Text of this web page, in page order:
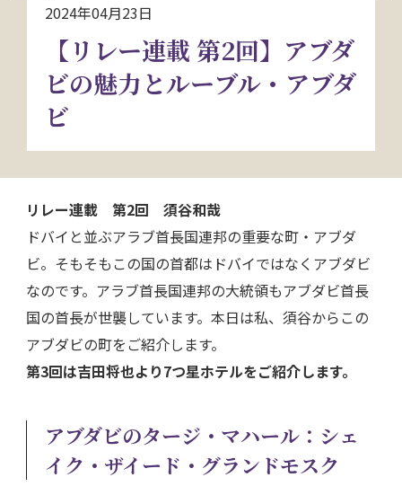
電話にてお問い合わせ
2024年04月23日
【リレー連載 第2回】アブダ
ビの魅力とルーブル・アブダ
ビ
リレー連載 第2回
須谷和哉
ドバイと並ぶアラブ首長国連邦の重要な町・アブダ
ビ。そもそもこの国の首都はドバイではなくアブダビ
なのです。アラブ首長国連邦の大統領もアブダビ首長
国の首長が世襲しています。本日は私、須谷からこの
アブダビの町をご紹介します。
第3回は吉田将也より7つ星ホテルをご紹介します。
アブダビのタージ・マハール：シェ
イク・ザイード・グランドモスク